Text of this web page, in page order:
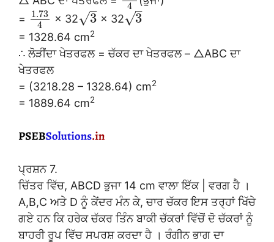
4
=
1.73
4
× 32 3
–
√ × 32 3
–
√
= 1328.64 cm2
∴ ਲੋੜੀਂਦਾ ਖੇਤਰਫਲ = ਚੱਕਰ ਦਾ ਖੇਤਰਫਲ – △ABC ਦਾ
ਖੇਤਰਫਲ
= (3218.28 – 1328.64) cm2
= 1889.64 cm2
ਪ੍ਰਸ਼ਨ 7.
ਚਿੱਤਰ ਵਿੱਚ, ABCD ਭੁਜਾ 14 cm ਵਾਲਾ ਇੱਕ | ਵਰਗ ਹੈ ।
A,B,C ਅਤੇ D ਨੂੰ ਕੇਂਦਰ ਮੰਨ ਕੇ, ਚਾਰ ਚੱਕਰ ਇਸ ਤਰ੍ਹਾਂ ਖਿੱਚੇ
ਗਏ ਹਨ ਕਿ ਹਰੇਕ ਚੱਕਰ ਤਿੰਨ ਬਾਕੀ ਚੱਕਰਾਂ ਵਿੱਚੋਂ ਦੋ ਚੱਕਰਾਂ ਨੂੰ
ਬਾਹਰੀ ਰੂਪ ਵਿੱਚ ਸਪਰਸ਼ ਕਰਦਾ ਹੈ । ਰੰਗੀਨ ਭਾਗ ਦਾ